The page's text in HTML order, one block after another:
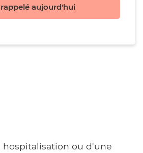
aujourd'hui
ou d'une